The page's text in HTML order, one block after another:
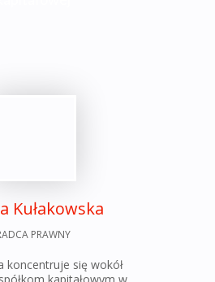
Kułakowska
PRAWNY
koncentruje się wokół